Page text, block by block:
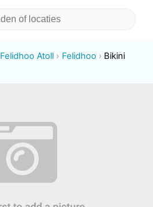
Felidhoo Atoll Felidhoo
Bikini